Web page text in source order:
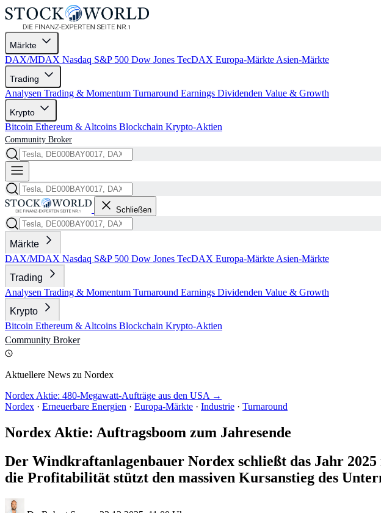
Märkte
DAX/MDAX Nasdaq S&P 500 Dow Jones TecDAX Europa-Märkte Asien-Märkte
Trading
Analysen Trading & Momentum Turnaround Earnings Dividenden Value & Growth
Krypto
Bitcoin Ethereum & Altcoins Blockchain Krypto-Aktien
Community Broker
Schließen
Märkte
DAX/MDAX Nasdaq S&P 500 Dow Jones TecDAX Europa-Märkte Asien-Märkte
Trading
Analysen Trading & Momentum Turnaround Earnings Dividenden Value & Growth
Krypto
Bitcoin Ethereum & Altcoins Blockchain Krypto-Aktien
Community Broker
Aktuellere News zu Nordex
Nordex Aktie: 480-Megawatt-Aufträge aus den USA →
Nordex · Erneuerbare Energien · Europa-Märkte · Industrie · Turnaround
Nordex Aktie: Auftragsboom zum Jahresende
Der Windkraftanlagenbauer Nordex schließt das Jahr
die Profitabilität stützt den massiven Kursanstieg des